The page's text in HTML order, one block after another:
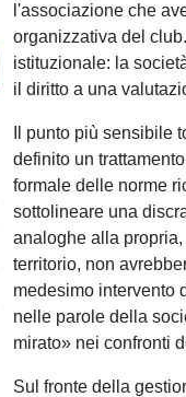
l'associazione che
organizzativa del
istituzionale: la
il diritto a una
Il punto più sensibile
definito un
formale delle norme
sottolineare una
analoghe alla
territorio, non
medesimo intervento
nelle parole della
mirato» nei confronti
Sul fronte della